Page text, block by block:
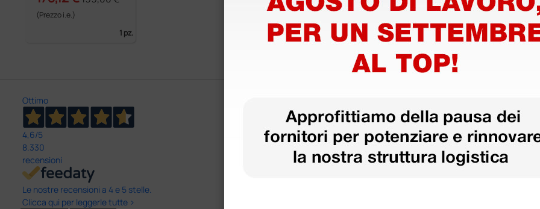
(Prezzo i.e.)
1 pz.
Ottimo
4,6/5
8.330
recensioni
Le nostre recensioni a 4 e 5 stelle.
Clicca qui per leggerle tutte >